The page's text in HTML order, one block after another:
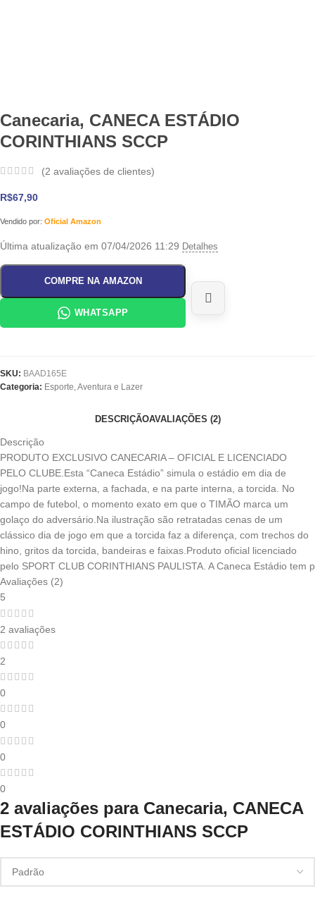
Canecaria, CANECA ESTÁDIO
CORINTHIANS SCCP
(2 avaliações de clientes)
R$67,90
Vendido por: Oficial Amazon
Última atualização em 07/04/2026 11:29 Detalhes
COMPRE NA AMAZON
WHATSAPP
SKU: BAAD165E
Categoria: Esporte, Aventura e Lazer
DESCRIÇÃOAVALIAÇÕES (2)
Descrição
PRODUTO EXCLUSIVO CANECARIA – OFICIAL E LICENCIADO
PELO CLUBE.Esta “Caneca Estádio” simula o estádio em dia de
jogo!Na parte externa, a fachada, e na parte interna, a torcida. No
campo de futebol, o momento exato em que o TIMÃO marca um
golaço do adversário.Na ilustração são retratadas cenas de um
clássico dia de jogo em que a torcida faz a diferença, com trechos do
hino, gritos da torcida, bandeiras e faixas.Produto oficial licenciado
pelo SPORT CLUB CORINTHIANS PAULISTA. A Caneca Estádio tem p
Avaliações (2)
5
2 avaliações
2
0
0
0
0
2 avaliações para Canecaria, CANECA
ESTÁDIO CORINTHIANS SCCP